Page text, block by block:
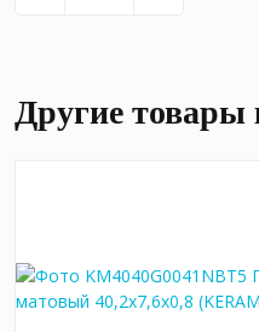
Другие товары